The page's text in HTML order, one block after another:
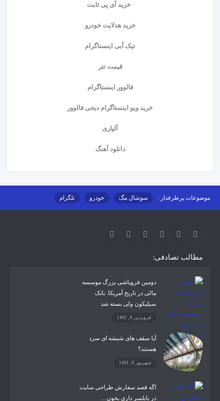
خرید آی پی ثابت
خرید هدلایت خودرو
تیک آبی اینستاگرام
قیمت تتر
فالوور اینستاگرام
خرید ویو اینستاگرام دیجی فالوور
آلپاری
دانلود آهنگ
موضوعات پرطرفدار : سوشال مگ خودرو تلگرام
مطالب تصادفی:
دومین فروپاشی بزرگ موسسه
مالی در تاریخ آمریکا. بانک
سیلیکون ولی بسته شد
فروردین 4, 1402
آیا سقف های شیشه ای سرد
هستند؟
شهریور 8, 1401
اگه قصد سفارش طراحی سایت
در بابلسر داری بخون…